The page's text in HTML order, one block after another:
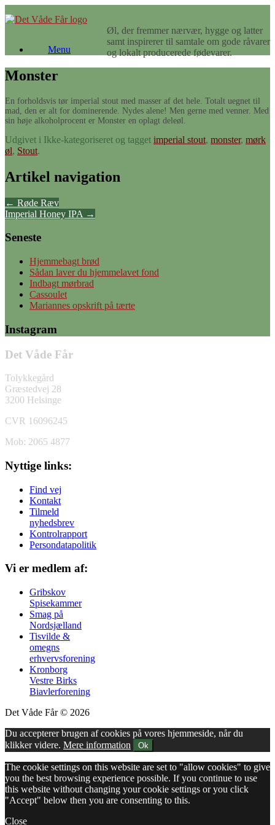
til
Øl, der fremmer nærvær, hygge og latter
samt inspirerer til samtale om gode råvarer
og lokalt producerede fødevarer.
Menu
Monster
En forholdsvis tør imperial stout med masser af det hele. Totalt uegnet til
mad, den er alt for dominerende. Nydes alene! Men gerne med venner. Med
sin høje alkoholprocent er Monster en oplagt deleøl.
Udgivet i Ikke-kategoriseret og tagget imperial stout, monster, mørk
øl, Stout.
Artikel navigation
← Røde Ræv
Imperial Honey IPA →
Seneste
Hjemmebagt brød
Sådan laver du hjemmelavet fond
Indbagt mørbrad
Cassoulet
Mariannes opskrift på tærte
Instagram
Det Våde Får
Tolykkegård
Græstedvej 28
3200 Helsinge
CVR 16096245
Mob: 2065 4877
Nyttige links:
Find vej
Kontakt
Tilmeld
nyhedsbrev
Kontrolrapport
Persondatapolitik
Vi er medlem af:
Gribskov
Spisekammer
Smag på
Nordsjælland
Tisvilde &
omegns
erhvervsforening
Kronborg
Vestre Birks
Biavlerforening
Det Våde Får © 2026
Du accepterer brugen af cookies på vores hjemmeside, når du
klikker videre. Mere information Ok
The cookie settings on this website are set to "allow cookies" to give
you the best browsing experience possible. If you continue to use
this website without changing your cookie settings or you click
"Accept" below then you are consenting to this.
Close